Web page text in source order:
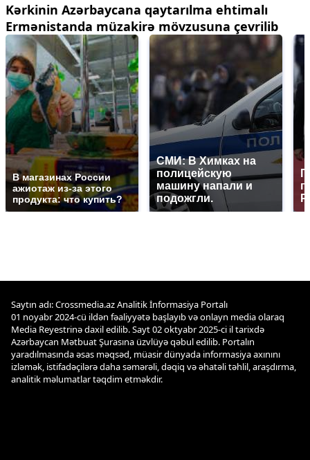
Kərkinin Azərbaycana qaytarılma ehtimalı
Ermənistanda müzakirə mövzusuna çevrilib
В магазинах России
ажиотаж из-за этого
продукта: что купить?
СМИ: В Химках на
полицейскую
машину напали и
подожгли.
Saytın adı: Crossmedia.az Analitik İnformasiya Portalı
01 noyabr 2024-cü ildən fəaliyyətə başlayıb və onlayn media olaraq
Media Reyestrinə daxil edilib. Sayt 02 oktyabr 2025-ci il tarixdə
Azərbaycan Mətbuat Şurasına üzvlüyə qəbul edilib. Portalın
yaradılmasında əsas məqsəd, müasir dünyada informasiya axınını
izləmək, istifadəçilərə daha səmərəli, dəqiq və əhatəli təhlil, araşdırma,
analitik məlumatlar təqdim etməkdir.